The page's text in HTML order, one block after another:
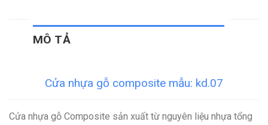
MÔ TẢ
Cửa nhựa gỗ composite mẫu: kd.07
Cửa nhựa gỗ Composite sản xuất từ nguyên liệu nhựa tổng